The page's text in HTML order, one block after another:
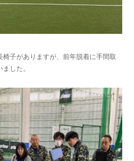
子がありますが、前年脱着に手間取
した。